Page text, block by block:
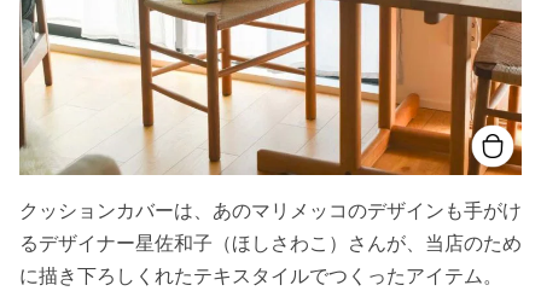
クッションカバーは、あのマリメッコのデザインも手がけ
るデザイナー星佐和子（ほしさわこ）さんが、当店のため
に描き下ろしくれたテキスタイルでつくったアイテム。